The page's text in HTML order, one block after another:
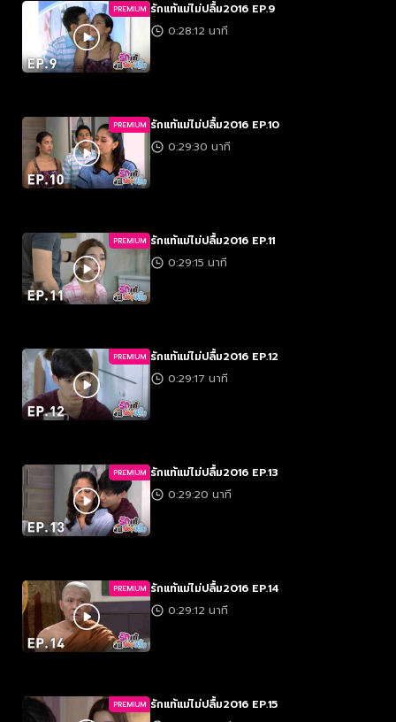
PREMIUM รักแท้แม่ไม่ปลื้ม2016 EP.9
0:28:12 นาที
PREMIUM รักแท้แม่ไม่ปลื้ม2016 EP.10
0:29:30 นาที
PREMIUM รักแท้แม่ไม่ปลื้ม2016 EP.11
0:29:15 นาที
PREMIUM รักแท้แม่ไม่ปลื้ม2016 EP.12
0:29:17 นาที
PREMIUM รักแท้แม่ไม่ปลื้ม2016 EP.13
0:29:20 นาที
PREMIUM รักแท้แม่ไม่ปลื้ม2016 EP.14
0:29:12 นาที
PREMIUM รักแท้แม่ไม่ปลื้ม2016 EP.15